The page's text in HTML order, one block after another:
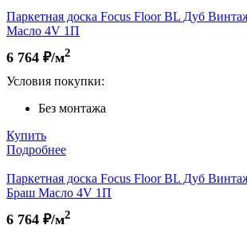
Паркетная доска Focus Floor BL Дуб
Масло 4V 1П
6 764 ₽/м2
Условия покупки:
Без монтажа
Купить
Подробнее
Паркетная доска Focus Floor BL Дуб
Браш Масло 4V 1П
6 764 ₽/м2